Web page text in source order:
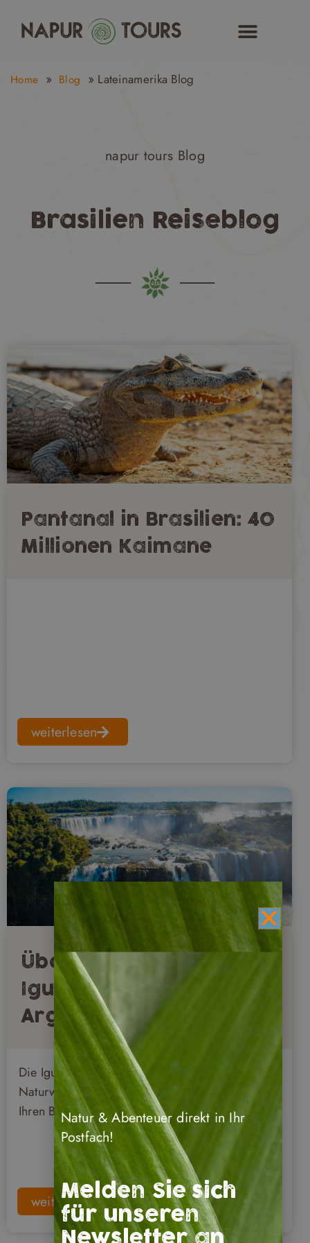
Inhalt
Home » Blog » Lateinamerika Blog
napur tours Blog
Brasilien Reiseblog
Pantanal in Brasilien: 40
Millionen Kaimane
weiterlesen
Überwältigend: Die
Iguazu Wasserfälle in
Argentinien & Brasilien
Die Iguazu Wasserfälle zählen sicher zu den
Naturwundern unserer Erde. Infos & Tipps für
Ihren Besuch finden Sie hier.
weiterlesen
Natur & Abenteuer direkt in Ihr
Postfach!
Melden Sie sich
für unseren